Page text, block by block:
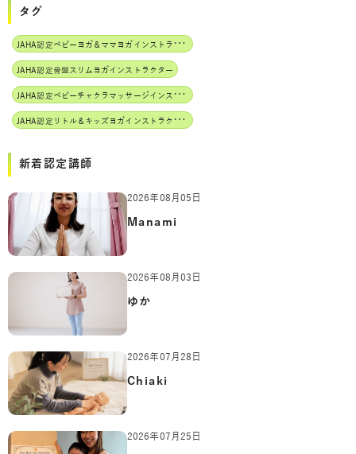
タグ
J
AHA認定ベビーヨガ＆ママヨガインストラクター
JAHA認定骨盤スリムヨガインストラクター
J
AHA認定ベビーチャクラマッサージインストラクター
J
AHA認定リトル＆キッズヨガインストラクター
新着認定講師
2026年08月05日
Manami
2026年08月03日
ゆか
2026年07月28日
Chiaki
2026年07月25日